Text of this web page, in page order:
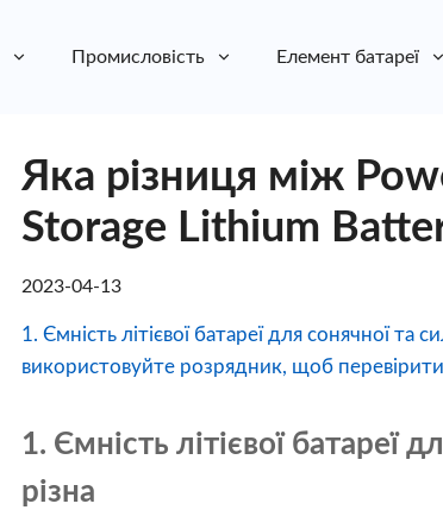
Промисловість Елемент батареї
Яка різниця між
Storage Lithium
2023-04-13
1. Ємність літієвої батареї для сонячної та
використовуйте розрядник, щоб перевірити
1. Ємність літієвої батареї
різна